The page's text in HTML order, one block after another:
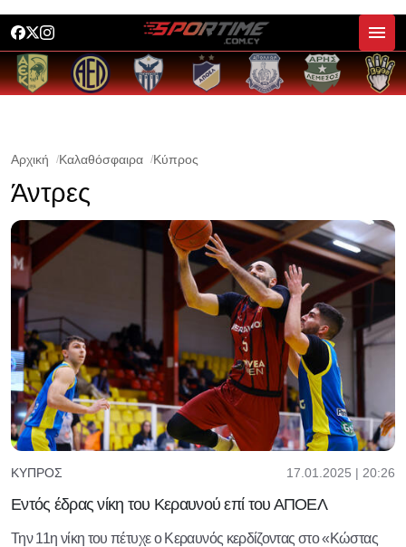
Αρχική Καλαθόσφαιρα Κύπρος
Άντρες
ΚΎΠΡΟΣ 17.01.2025 | 20:26
Εντός έδρας νίκη του Κεραυνού επί του ΑΠΟΕΛ
Την 11η νίκη του πέτυχε ο Κεραυνός κερδίζοντας στο «Κώστας